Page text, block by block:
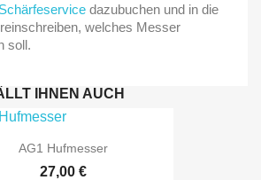
Schärfeservice dazubuchen und in die
welches Messer
soll.
IHNEN AUCH
AG1 Hufmesser
27,00 €